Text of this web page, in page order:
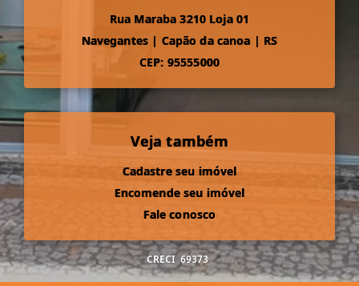
Rua Maraba 3210 Loja 01
Navegantes | Capão da canoa | RS
CEP: 95555000
Veja também
Cadastre seu imóvel
Encomende seu imóvel
Fale conosco
CRECI 69373